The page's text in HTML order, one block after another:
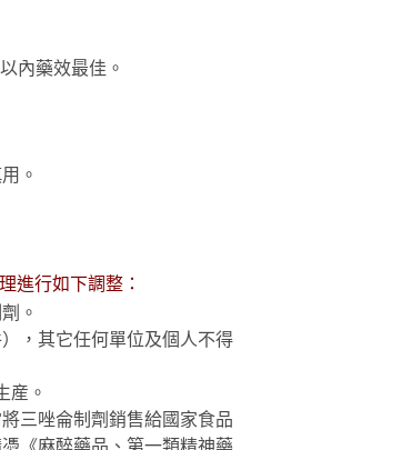
內藥效最佳。
。
進行如下調整：
。
，其它任何單位及個人不得
産。
三唑侖制劑銷售給國家食品